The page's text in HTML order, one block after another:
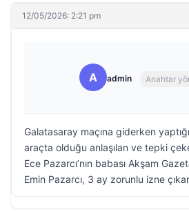
12/05/2026: 2:21 pm
A admin Anahtar
Galatasaray maçına giderken
araçta olduğu anlaşılan ve tepki
Ece Pazarcı’nın babası Akşam
Emin Pazarcı, 3 ay zorunlu izne